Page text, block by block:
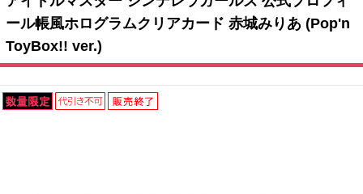
ゲーム 電子書籍
CD / Blu-ray
EVENT
アイドルマスター SideM
アイドルマスター シャイニーカラーズ
ール帳風ホログラムクリアカード 赤城みりあ (Pop'n
ToyBox!! ver.)